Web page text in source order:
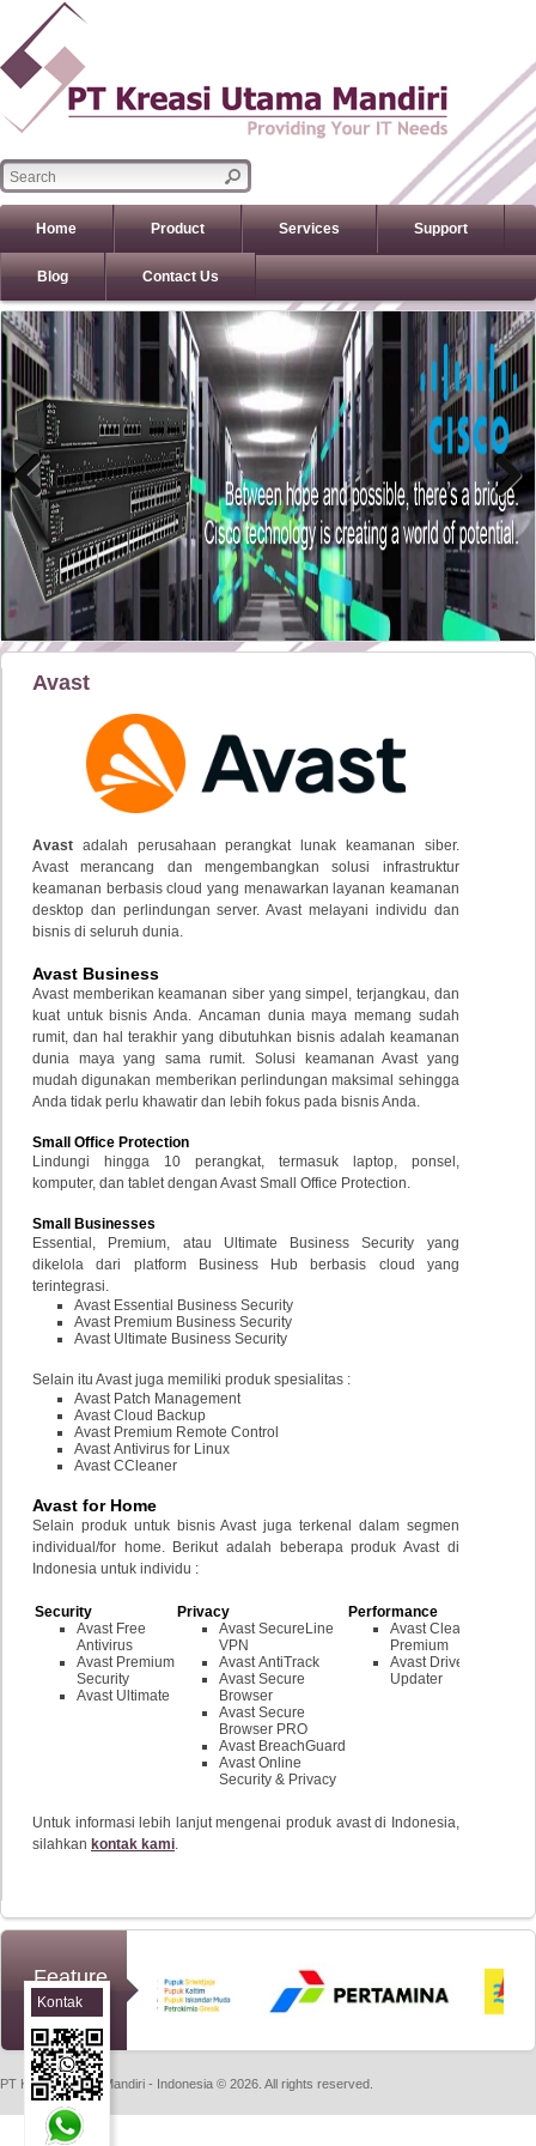
Home Product Services Support
Blog Contact Us
Previous Next
Previous Next
Avast
Avast adalah perusahaan perangkat lunak keamanan siber.
Avast merancang dan mengembangkan solusi infrastruktur
keamanan berbasis cloud yang menawarkan layanan keamanan
desktop dan perlindungan server. Avast melayani individu dan
bisnis di seluruh dunia.
Avast Business
Avast memberikan keamanan siber yang simpel, terjangkau, dan
kuat untuk bisnis Anda. Ancaman dunia maya memang sudah
rumit, dan hal terakhir yang dibutuhkan bisnis adalah keamanan
dunia maya yang sama rumit. Solusi keamanan Avast yang
mudah digunakan memberikan perlindungan maksimal sehingga
Anda tidak perlu khawatir dan lebih fokus pada bisnis Anda.
Small Office Protection
Lindungi hingga 10 perangkat, termasuk laptop, ponsel,
komputer, dan tablet dengan Avast Small Office Protection.
Small Businesses
Essential, Premium, atau Ultimate Business Security yang
dikelola dari platform Business Hub berbasis cloud yang
terintegrasi.
Avast Essential Business Security
Avast Premium Business Security
Avast Ultimate Business Security
Selain itu Avast juga memiliki produk spesialitas :
Avast Patch Management
Avast Cloud Backup
Avast Premium Remote Control
Avast Antivirus for Linux
Avast CCleaner
Avast for Home
Selain produk untuk bisnis Avast juga terkenal dalam segmen
individual/for home. Berikut adalah beberapa produk Avast di
Indonesia untuk individu :
Security
Avast Free
Antivirus
Avast Premium
Security
Avast Ultimate
Privacy
Avast SecureLine
VPN
Avast AntiTrack
Avast Secure
Browser
Avast Secure
Browser PRO
Avast BreachGuard
Avast Online
Security & Privacy
Performance
Avast Cleanup
Premium
Avast Driver
Updater
Untuk informasi lebih lanjut mengenai produk avast di Indonesia,
silahkan kontak kami.
Feature
Clients
PT Kreasi Utama Mandiri - Indonesia © 2026. All rights reserved.
Kontak
Sales